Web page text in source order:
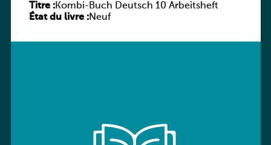
Titre :Kombi-Buch Deutsch 10 Arbeitsheft
État du livre :Neuf